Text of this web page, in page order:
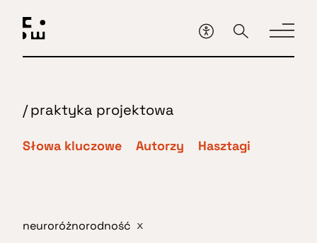
głównej
treści
/praktyka projektowa
Słowa kluczowe Autorzy Hasztagi
neuroróżnorodność x